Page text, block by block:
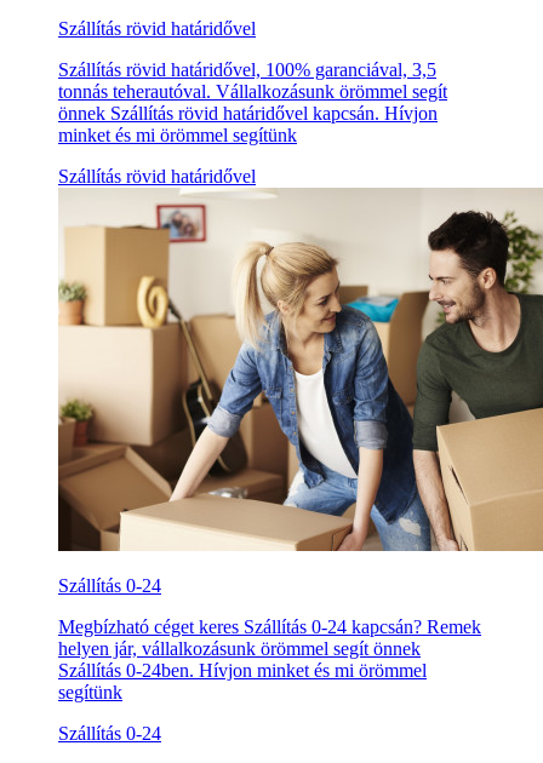
Szállítás rövid határidővel
Szállítás rövid határidővel, 100% garanciával, 3,5
tonnás teherautóval. Vállalkozásunk örömmel segít
önnek Szállítás rövid határidővel kapcsán. Hívjon
minket és mi örömmel segítünk
Szállítás rövid határidővel
Szállítás 0-24
Megbízható céget keres Szállítás 0-24 kapcsán? Remek
helyen jár, vállalkozásunk örömmel segít önnek
Szállítás 0-24ben. Hívjon minket és mi örömmel
segítünk
Szállítás 0-24